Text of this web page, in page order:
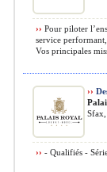
›› Pour piloter
service
Vos principales
››
›› - Qualifiés -